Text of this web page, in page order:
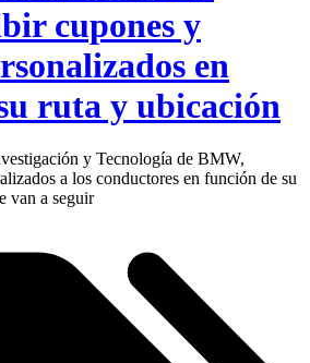
cupones y
en
ruta y ubicación
y Tecnología de BMW,
a los conductores en función de su
van a seguir